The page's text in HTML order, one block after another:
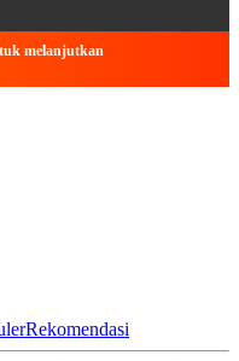
melanjutkan
Rekomendasi